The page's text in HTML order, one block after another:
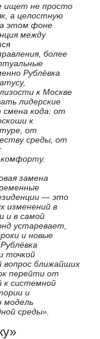
ищет не просто
а целостную
этом фоне
между
более
Рублёвка
к Москве
лидерские
смена кода: от
к
от
среды, от
замена
— это
изменений в
и в самой
устаревает,
и новые
точкой
вопрос ближайших
перейти от
к системной
и
модель
среды».